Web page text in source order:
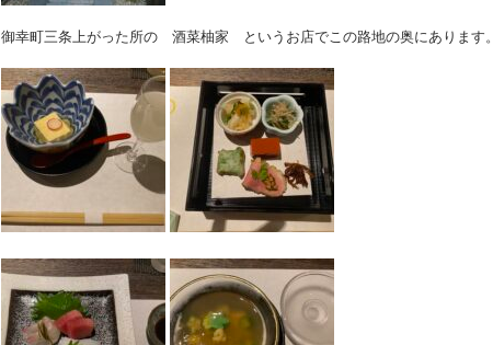
御幸町三条上がった所の 酒菜柚家 というお店でこの路地の奥にあります。